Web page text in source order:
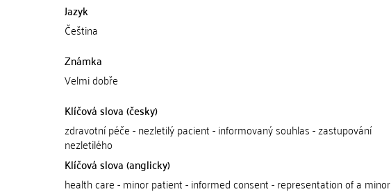
Jazyk
Čeština
Známka
Velmi dobře
Klíčová slova (česky)
zdravotní péče - nezletilý pacient - informovaný souhlas - zastupování
nezletilého
Klíčová slova (anglicky)
health care - minor patient - informed consent - representation of a minor